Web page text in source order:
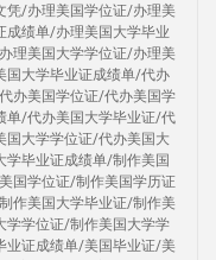
凭/办理美国学位证/办理美
成绩单/办理美国大学毕业
理美国大学学位证/办理美
国大学毕业证成绩单/代办
办美国学位证/代办美国学
单/代办美国大学毕业证/代
国大学学位证/代办美国大
毕业证成绩单/制作美国
国学位证/制作美国学历证
作美国大学毕业证/制作美
学学位证/制作美国大学学
业证成绩单/美国毕业证/美